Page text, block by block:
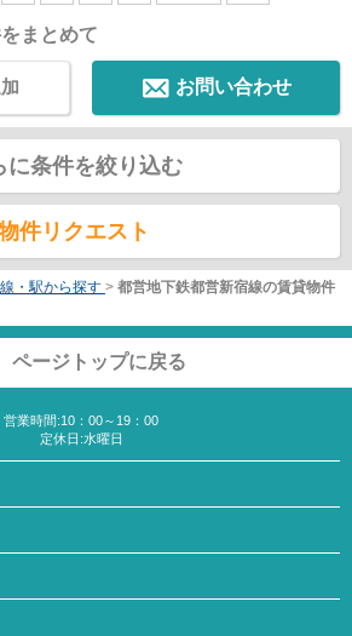
まとめて
お問い合わせ
に条件を絞り込む
件リクエスト
・駅から探す > 都営地下鉄都営新宿線の賃貸物件
ページトップに戻る
営業時間:10：00～19：00
定休日:水曜日